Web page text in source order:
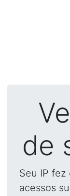
de
Seu IP fez
acessos